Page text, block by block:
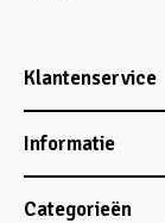
Klantenservice
Informatie
Categorieën